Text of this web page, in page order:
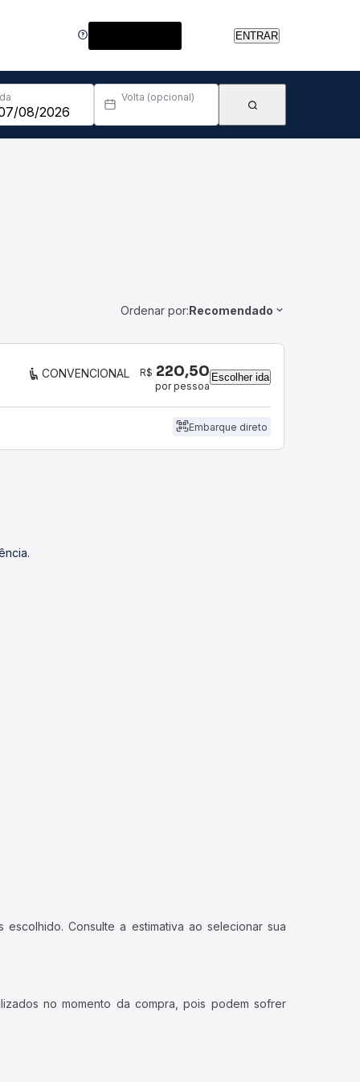
ENTRAR
Volta (opcional)
Ordenar por:Recomendado
CONVENCIONAL R$ 220,50
por pessoa
Escolher ida
Embarque direto
Consulte a estimativa ao selecionar sua
no momento da compra, pois podem sofrer